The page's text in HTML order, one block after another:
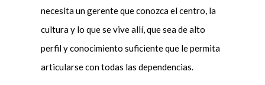
necesita un gerente que conozca el centro, la
cultura y lo que se vive allí, que sea de alto
perfil y conocimiento suficiente que le permita
articularse con todas las dependencias.